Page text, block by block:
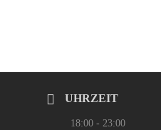
UHRZEIT
18:00 - 23:00